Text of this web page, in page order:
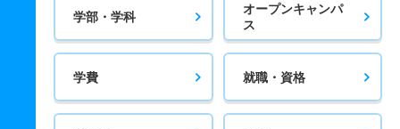
学部・学科
オープンキャンパ
ス
学費 就職・資格